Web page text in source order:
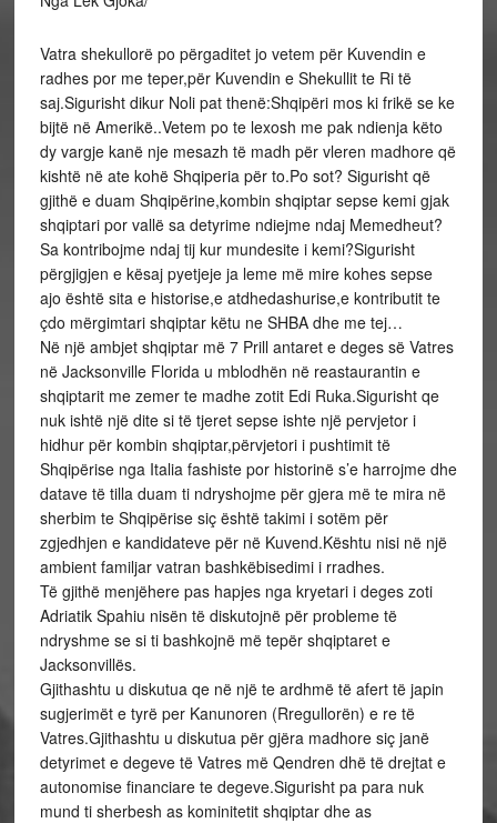
Vatra shekullorë po përgaditet jo vetem për Kuvendin e
radhes por me teper,për Kuvendin e Shekullit te Ri të
saj.Sigurisht dikur Noli pat thenë:Shqipëri mos ki frikë se ke
bijtë në Amerikë..Vetem po te lexosh me pak ndienja këto
dy vargje kanë nje mesazh të madh për vleren madhore që
kishtë në ate kohë Shqiperia për to.Po sot? Sigurisht që
gjithë e duam Shqipërine,kombin shqiptar sepse kemi gjak
shqiptari por vallë sa detyrime ndiejme ndaj Memedheut?
Sa kontribojme ndaj tij kur mundesite i kemi?Sigurisht
përgjigjen e kësaj pyetjeje ja leme më mire kohes sepse
ajo është sita e historise,e atdhedashurise,e kontributit te
çdo mërgimtari shqiptar këtu ne SHBA dhe me tej…
Në një ambjet shqiptar më 7 Prill antaret e deges së Vatres
në Jacksonville Florida u mblodhën në reastaurantin e
shqiptarit me zemer te madhe zotit Edi Ruka.Sigurisht qe
nuk ishtë një dite si të tjeret sepse ishte një pervjetor i
hidhur për kombin shqiptar,përvjetori i pushtimit të
Shqipërise nga Italia fashiste por historinë s’e harrojme dhe
datave të tilla duam ti ndryshojme për gjera më te mira në
sherbim te Shqipërise siç është takimi i sotëm për
zgjedhjen e kandidateve për në Kuvend.Kështu nisi në një
ambient familjar vatran bashkëbisedimi i rradhes.
Të gjithë menjëhere pas hapjes nga kryetari i deges zoti
Adriatik Spahiu nisën të diskutojnë për probleme të
ndryshme se si ti bashkojnë më tepër shqiptaret e
Jacksonvillës.
Gjithashtu u diskutua qe në një te ardhmë të afert të japin
sugjerimët e tyrë per Kanunoren (Rregullorën) e re të
Vatres.Gjithashtu u diskutua për gjëra madhore siç janë
detyrimet e degeve të Vatres më Qendren dhë të drejtat e
autonomise financiare te degeve.Sigurisht pa para nuk
mund ti sherbesh as kominitetit shqiptar dhe as